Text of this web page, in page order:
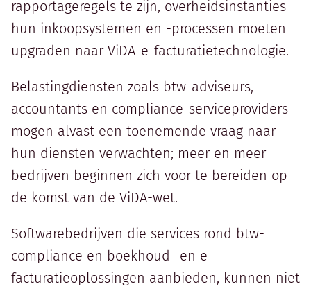
rapportageregels te zijn, overheidsinstanties
hun inkoopsystemen en -processen moeten
upgraden naar ViDA-e-facturatietechnologie.
Belastingdiensten zoals btw-adviseurs,
accountants en compliance-serviceproviders
mogen alvast een toenemende vraag naar
hun diensten verwachten; meer en meer
bedrijven beginnen zich voor te bereiden op
de komst van de ViDA-wet.
Softwarebedrijven die services rond btw-
compliance en boekhoud- en e-
facturatieoplossingen aanbieden, kunnen niet